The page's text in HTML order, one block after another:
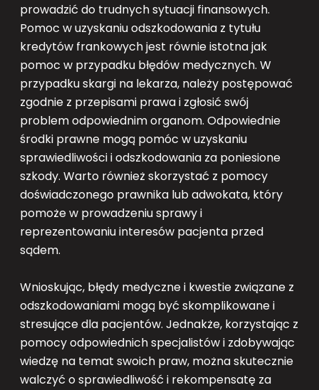
prowadzić do trudnych sytuacji finansowych.
Pomoc w uzyskaniu odszkodowania z tytułu
kredytów frankowych jest równie istotna jak
pomoc w przypadku błędów medycznych. W
przypadku skargi na lekarza, należy postępować
zgodnie z przepisami prawa i zgłosić swój
problem odpowiednim organom. Odpowiednie
środki prawne mogą pomóc w uzyskaniu
sprawiedliwości i odszkodowania za poniesione
szkody. Warto również skorzystać z pomocy
doświadczonego prawnika lub adwokata, który
pomoże w prowadzeniu sprawy i
reprezentowaniu interesów pacjenta przed
sądem.
Wnioskując, błędy medyczne i kwestie związane z
odszkodowaniami mogą być skomplikowane i
stresujące dla pacjentów. Jednakże, korzystając z
pomocy odpowiednich specjalistów i zdobywając
wiedzę na temat swoich praw, można skutecznie
walczyć o sprawiedliwość i rekompensatę za